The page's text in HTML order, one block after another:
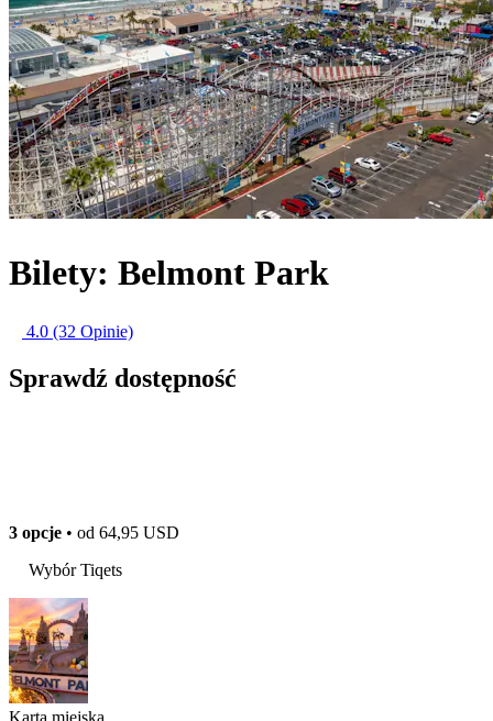
Bilety: Belmont Park
4.0 (32 Opinie)
Sprawdź dostępność
3 opcje • od 64,95 USD
Wybór Tiqets
Karta miejska